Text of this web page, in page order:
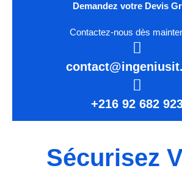
Demandez votre Devis
Contactez-nous dès
+216 92 682
Sécurisez